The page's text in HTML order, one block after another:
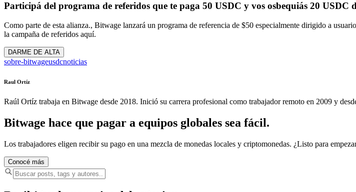
Participá del programa de referidos que te paga 50 USDC y vos osbequiás 20 USDC
Como parte de esta alianza., Bitwage lanzará un programa de referencia de $50 especialmente dirigido a
la campaña de referidos aquí.
DARME DE ALTA
sobre-bitwageusdcnoticias
Raul Ortíz
Raúl Ortíz trabaja en Bitwage desde 2018. Inició su carrera profesional como trabajador remoto en 2009 y
Bitwage hace que pagar a equipos globales sea fácil.
Los trabajadores eligen recibir su pago en una mezcla de monedas locales y criptomonedas. ¿Listo para
Conocé más